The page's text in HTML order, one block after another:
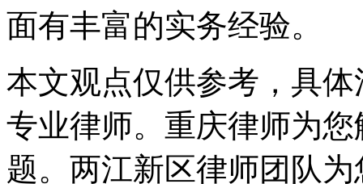
面有丰富的实务经验。
本文观点仅供参考，具
专业律师。重庆律师为
题。两江新区律师团队